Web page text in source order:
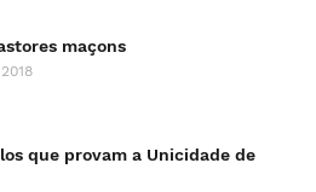
maçons
que provam a Unicidade de